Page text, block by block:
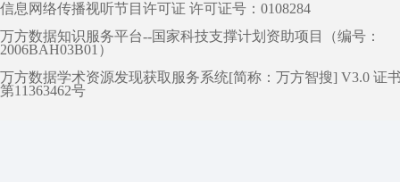
信息网络传播视听节目许可证 许可证号：0108284
万方数据知识服务平台--国家科技支撑计划资助项目（编号：
2006BAH03B01）
万方数据学术资源发现获取服务系统[简称：万方智搜] V3.0 证
第11363462号